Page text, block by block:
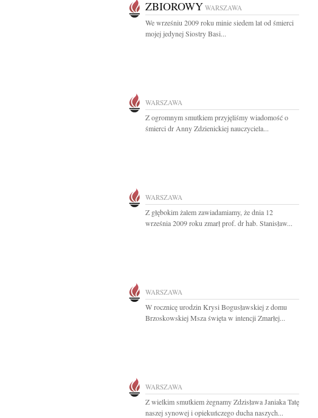
ZBIOROWY WARSZAWA
We wrześniu 2009 roku minie siedem lat od śmierci
mojej jedynej Siostry Basi...
WARSZAWA
Z ogromnym smutkiem przyjęliśmy wiadomość o
śmierci dr Anny Zdzienickiej nauczyciela...
WARSZAWA
Z głębokim żalem zawiadamiamy, że dnia 12
września 2009 roku zmarł prof. dr hab. Stanisław...
WARSZAWA
W rocznicę urodzin Krysi Bogusławskiej z domu
Brzoskowskiej Msza święta w intencji Zmarłej...
WARSZAWA
Z wielkim smutkiem żegnamy Zdzisława Janiaka Tatę
naszej synowej i opiekuńczego ducha naszych...